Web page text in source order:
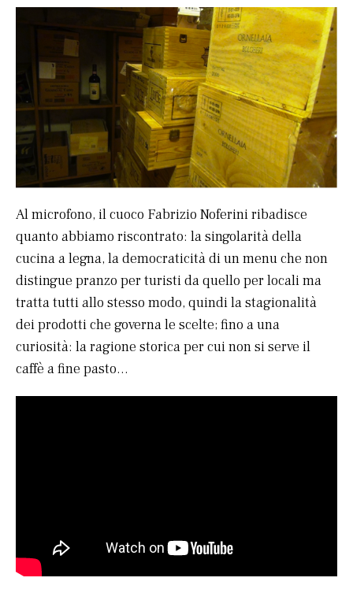
Al microfono, il cuoco Fabrizio Noferini ribadisce
quanto abbiamo riscontrato: la singolarità della
cucina a legna, la democraticità di un menu che non
distingue pranzo per turisti da quello per locali ma
tratta tutti allo stesso modo, quindi la stagionalità
dei prodotti che governa le scelte; fino a una
curiosità: la ragione storica per cui non si serve il
caffè a fine pasto…